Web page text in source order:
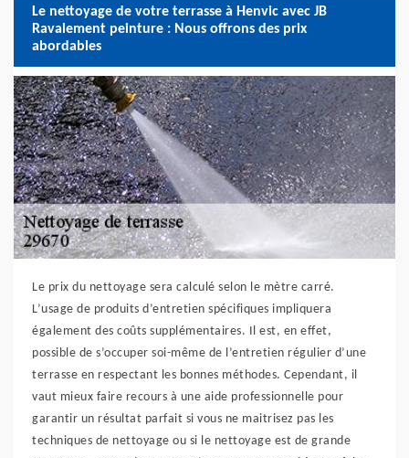
Le nettoyage de votre terrasse à Henvic avec JB
Ravalement peinture : Nous offrons des prix
abordables
Le prix du nettoyage sera calculé selon le mètre carré.
L’usage de produits d’entretien spécifiques impliquera
également des coûts supplémentaires. Il est, en effet,
possible de s’occuper soi-même de l’entretien régulier d’une
terrasse en respectant les bonnes méthodes. Cependant, il
vaut mieux faire recours à une aide professionnelle pour
garantir un résultat parfait si vous ne maitrisez pas les
techniques de nettoyage ou si le nettoyage est de grande